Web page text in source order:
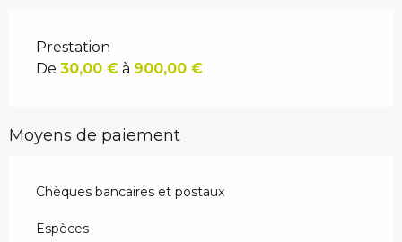
Prestation
De 30,00 € à 900,00 €
Moyens de paiement
Chèques bancaires et postaux
Espèces